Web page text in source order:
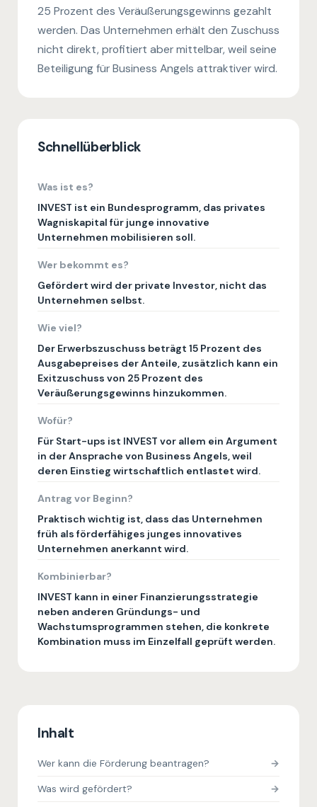
25 Prozent des Veräußerungsgewinns gezahlt
werden. Das Unternehmen erhält den Zuschuss
nicht direkt, profitiert aber mittelbar, weil seine
Beteiligung für Business Angels attraktiver wird.
Schnellüberblick
Was ist es?
INVEST ist ein Bundesprogramm, das privates
Wagniskapital für junge innovative
Unternehmen mobilisieren soll.
Wer bekommt es?
Gefördert wird der private Investor, nicht das
Unternehmen selbst.
Wie viel?
Der Erwerbszuschuss beträgt 15 Prozent des
Ausgabepreises der Anteile, zusätzlich kann ein
Exitzuschuss von 25 Prozent des
Veräußerungsgewinns hinzukommen.
Wofür?
Für Start-ups ist INVEST vor allem ein Argument
in der Ansprache von Business Angels, weil
deren Einstieg wirtschaftlich entlastet wird.
Antrag vor Beginn?
Praktisch wichtig ist, dass das Unternehmen
früh als förderfähiges junges innovatives
Unternehmen anerkannt wird.
Kombinierbar?
INVEST kann in einer Finanzierungsstrategie
neben anderen Gründungs- und
Wachstumsprogrammen stehen, die konkrete
Kombination muss im Einzelfall geprüft werden.
Inhalt
Wer kann die Förderung beantragen?
Was wird gefördert?